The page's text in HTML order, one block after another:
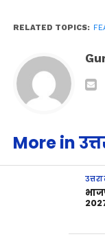
RELATED TOPICS:
More in